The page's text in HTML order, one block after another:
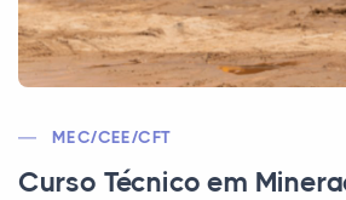
MEC/CEE/CFT
Curso Técnico em